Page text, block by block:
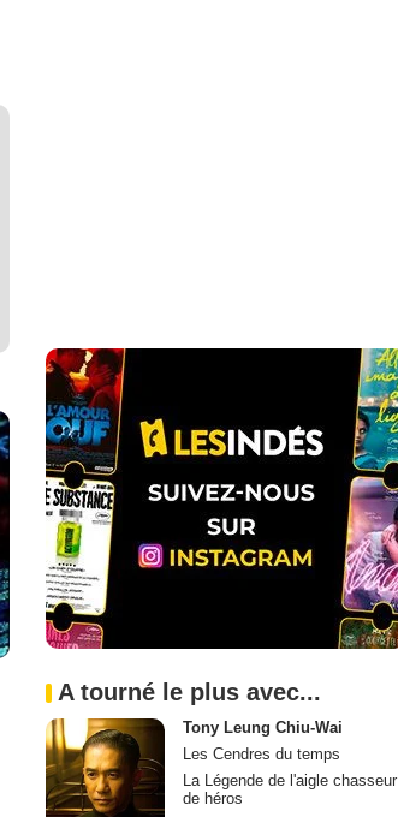
A tourné le plus avec...
Tony Leung Chiu-Wai
Les Cendres du temps
La Légende de l'aigle chasseur
de héros